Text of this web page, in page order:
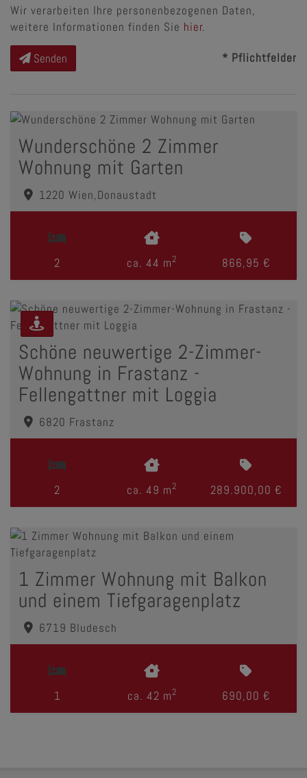
Wir verarbeiten Ihre personenbezogenen Daten,
weitere Informationen finden Sie hier.
Senden * Pflichtfelder
Wunderschöne 2 Zimmer
Wohnung mit Garten
1220 Wien,Donaustadt
2 ca. 44 m2 866,95 €
Schöne neuwertige 2-Zimmer-
Wohnung in Frastanz -
Fellengattner mit Loggia
6820 Frastanz
2 ca. 49 m2 289.900,00 €
1 Zimmer Wohnung mit Balkon
und einem Tiefgaragenplatz
6719 Bludesch
1 ca. 42 m2 690,00 €